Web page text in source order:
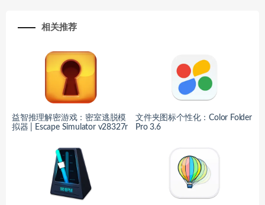
相关推荐
益智推理解密游戏：密室逃脱模
拟器 | Escape Simulator v28327r
文件夹图标个性化：Color Folder
Pro 3.6